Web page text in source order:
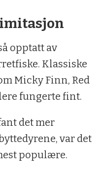
opptatt av
Klassiske
Micky Finn, Red
fungerte fint.
det mer
var det
populære.